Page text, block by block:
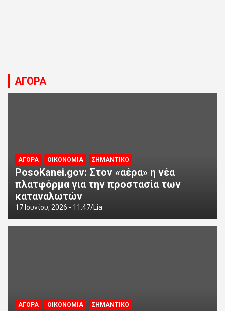
ΑΓΟΡΑ
ΑΓΟΡΑ ΟΙΚΟΝΟΜΙΑ ΣΗΜΑΝΤΙΚΟ
PosoKanei.gov: Στον «αέρα» η νέα
πλατφόρμα για την προστασία των
καταναλωτών
17 Ιουνίου, 2026 - 11:47 Lia
ΑΓΟΡΑ ΟΙΚΟΝΟΜΙΑ ΣΗΜΑΝΤΙΚΟ